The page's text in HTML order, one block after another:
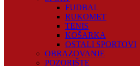
FUDBAL
RUKOMET
TENIS
KOŠARKA
OSTALI SPORTOVI
OBRAZOVANJE
POZORIŠTE